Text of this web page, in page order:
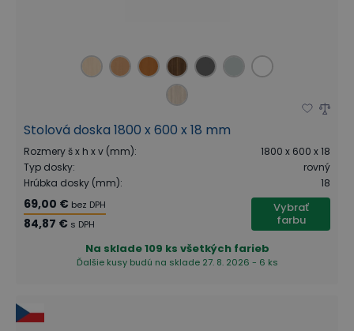
Stolová doska 1800 x 600 x 18 mm
Rozmery š x h x v (mm):
1800 x 600 x 18
Typ dosky:
rovný
Hrúbka dosky (mm): 18
69,00 € bez DPH
84,87 € s DPH
Vybrať
farbu
Na sklade109 ks všetkých farieb
Ďalšie kusy budú na sklade 27. 8. 2026 - 6 ks